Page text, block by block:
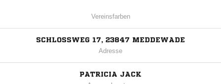
Vereinsfarben
SCHLOSSWEG 17, 23847 MEDDEWADE
Adresse
PATRICIA JACK